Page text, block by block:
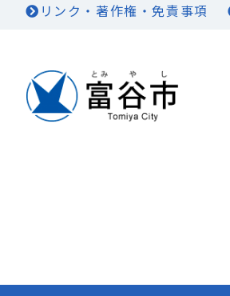
リンク・著作権・免責事項